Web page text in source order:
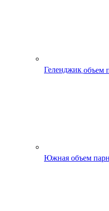
Геленджик объем
Южная объем